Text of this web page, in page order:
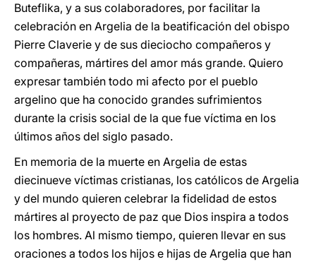
Buteflika, y a sus colaboradores, por facilitar la
celebración en Argelia de la beatificación del obispo
Pierre Claverie y de sus dieciocho compañeros y
compañeras, mártires del amor más grande. Quiero
expresar también todo mi afecto por el pueblo
argelino que ha conocido grandes sufrimientos
durante la crisis social de la que fue víctima en los
últimos años del siglo pasado.
En memoria de la muerte en Argelia de estas
diecinueve víctimas cristianas, los católicos de Argelia
y del mundo quieren celebrar la fidelidad de estos
mártires al proyecto de paz que Dios inspira a todos
los hombres. Al mismo tiempo, quieren llevar en sus
oraciones a todos los hijos e hijas de Argelia que han